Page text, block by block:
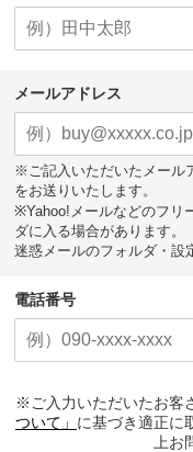
メールアドレス
※ご記入いただいたメール
をお送りいたします。
※Yahoo!メールなどのフリ
ダに入る場合があります。
迷惑メールのフォルダ・設
電話番号
※ご入力いただいたお客
ついて」 に基づき適正に
上お